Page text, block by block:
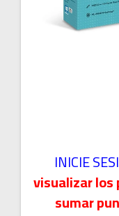
INICIE
visualizar los
sumar